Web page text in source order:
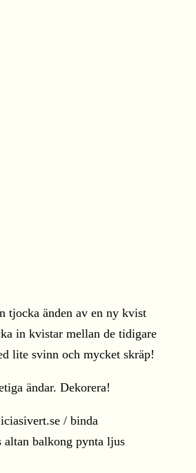
tjocka änden av en ny kvist
in kvistar mellan de tidigare
lite svinn och mycket skräp!
ändar. Dekorera!